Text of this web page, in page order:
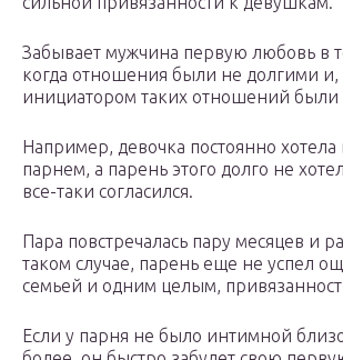
Забывает мужчина первую любовь в
когда отношения были не долгими и,
инициатором таких отношений
Например, девочка постоянно хотела
парнем, а парень этого долго не
все-таки согласился.
Пара повстречалась пару месяцев и
таком случае, парень еще не успел
семьей и одним целым,
Если у парня не было интимной